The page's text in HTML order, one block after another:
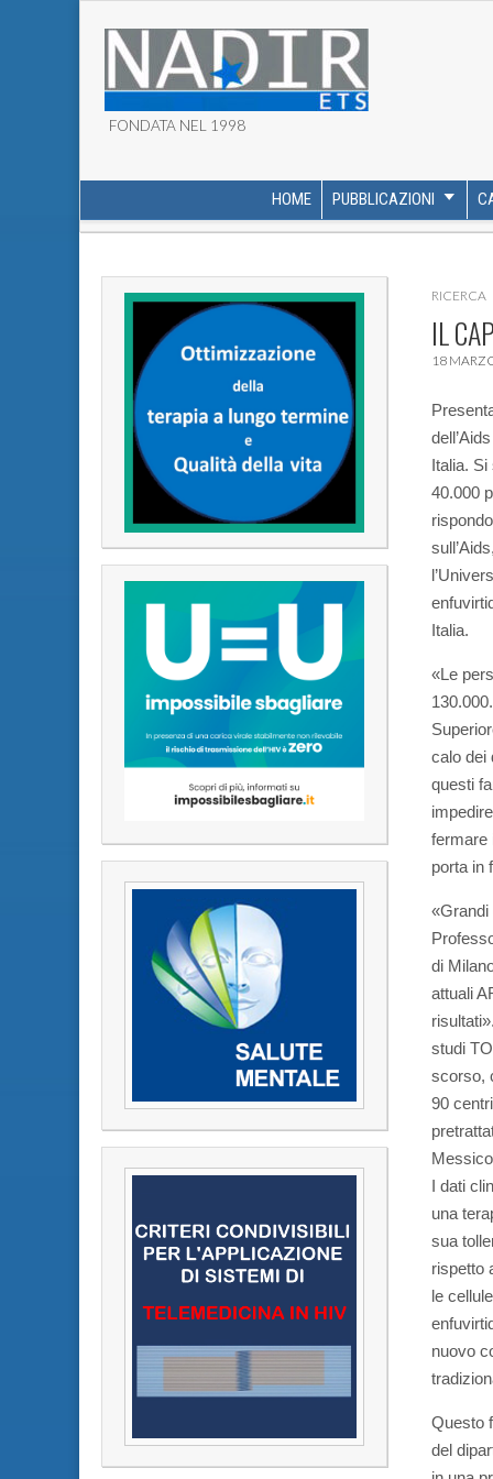
ASSOCIAZIONE
FONDATA NEL 1998
MAIN MENU
HOME PUBBLICAZIONI
SUB MENU
RICERCA
IL
18
Italia. Si
40.000
Italia.
«Le
calo dei
questi
fermare
porta in
«Grandi
di
attuali
studi
scorso,
90
I dati
una
sua
rispetto
le
nuovo
Questo
del